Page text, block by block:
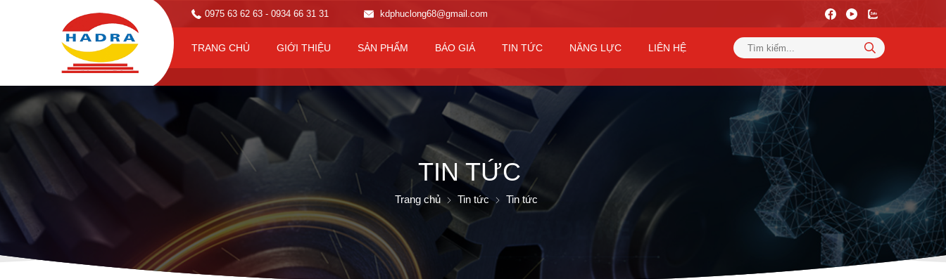
0975 63 62 63 - 0934 66 31 31 kdphuclong68@gmail.com
TRANG CHỦ GIỚI THIỆU SẢN PHẨM BÁO GIÁ TIN TỨC NĂNG LỰC LIÊN HỆ
TIN TỨC
Trang chủ Tin tức Tin tức